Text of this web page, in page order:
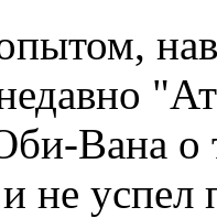
Вана о
не успел